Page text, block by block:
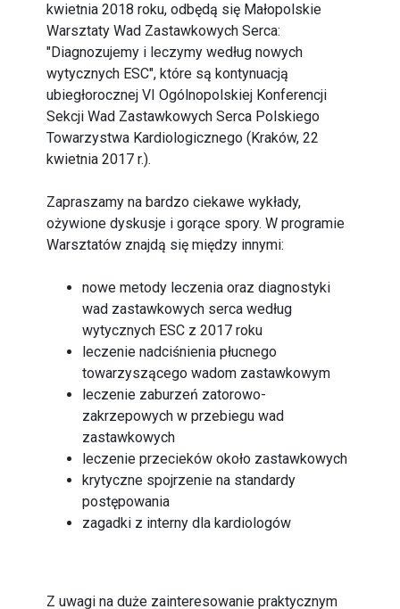
kwietnia 2018 roku, odbędą się Małopolskie
Warsztaty Wad Zastawkowych Serca:
"Diagnozujemy i leczymy według nowych
wytycznych ESC", które są kontynuacją
ubiegłorocznej VI Ogólnopolskiej Konferencji
Sekcji Wad Zastawkowych Serca Polskiego
Towarzystwa Kardiologicznego (Kraków, 22
kwietnia 2017 r.).
Zapraszamy na bardzo ciekawe wykłady,
ożywione dyskusje i gorące spory. W programie
Warsztatów znajdą się między innymi:
nowe metody leczenia oraz diagnostyki
wad zastawkowych serca według
wytycznych ESC z 2017 roku
leczenie nadciśnienia płucnego
towarzyszącego wadom zastawkowym
leczenie zaburzeń zatorowo-
zakrzepowych w przebiegu wad
zastawkowych
leczenie przecieków około zastawkowych
krytyczne spojrzenie na standardy
postępowania
zagadki z interny dla kardiologów
Z uwagi na duże zainteresowanie praktycznym